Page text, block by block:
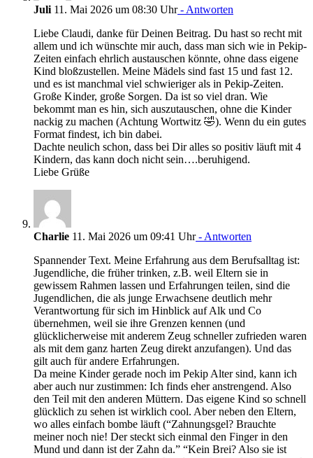
Juli 11. Mai 2026 um 08:30 Uhr- Antworten
Liebe Claudi, danke für Deinen Beitrag. Du hast so recht mit
allem und ich wünschte mir auch, dass man sich wie in Pekip-
Zeiten einfach ehrlich austauschen könnte, ohne dass eigene
Kind bloßzustellen. Meine Mädels sind fast 15 und fast 12.
und es ist manchmal viel schwieriger als in Pekip-Zeiten.
Große Kinder, große Sorgen. Da ist so viel dran. Wie
bekommt man es hin, sich auszutauschen, ohne die Kinder
nackig zu machen (Achtung Wortwitz 🤣). Wenn du ein gutes
Format findest, ich bin dabei.
Dachte neulich schon, dass bei Dir alles so positiv läuft mit 4
Kindern, das kann doch nicht sein….beruhigend.
Liebe Grüße
Charlie 11. Mai 2026 um 09:41 Uhr- Antworten
Spannender Text. Meine Erfahrung aus dem Berufsalltag ist:
Jugendliche, die früher trinken, z.B. weil Eltern sie in
gewissem Rahmen lassen und Erfahrungen teilen, sind die
Jugendlichen, die als junge Erwachsene deutlich mehr
Verantwortung für sich im Hinblick auf Alk und Co
übernehmen, weil sie ihre Grenzen kennen (und
glücklicherweise mit anderem Zeug schneller zufrieden waren
als mit dem ganz harten Zeug direkt anzufangen). Und das
gilt auch für andere Erfahrungen.
Da meine Kinder gerade noch im Pekip Alter sind, kann ich
aber auch nur zustimmen: Ich finds eher anstrengend. Also
den Teil mit den anderen Müttern. Das eigene Kind so schnell
glücklich zu sehen ist wirklich cool. Aber neben den Eltern,
wo alles einfach bombe läuft (“Zahnungsgel? Brauchte
meiner noch nie! Der steckt sich einmal den Finger in den
Mund und dann ist der Zahn da.” “Kein Brei? Also sie ist